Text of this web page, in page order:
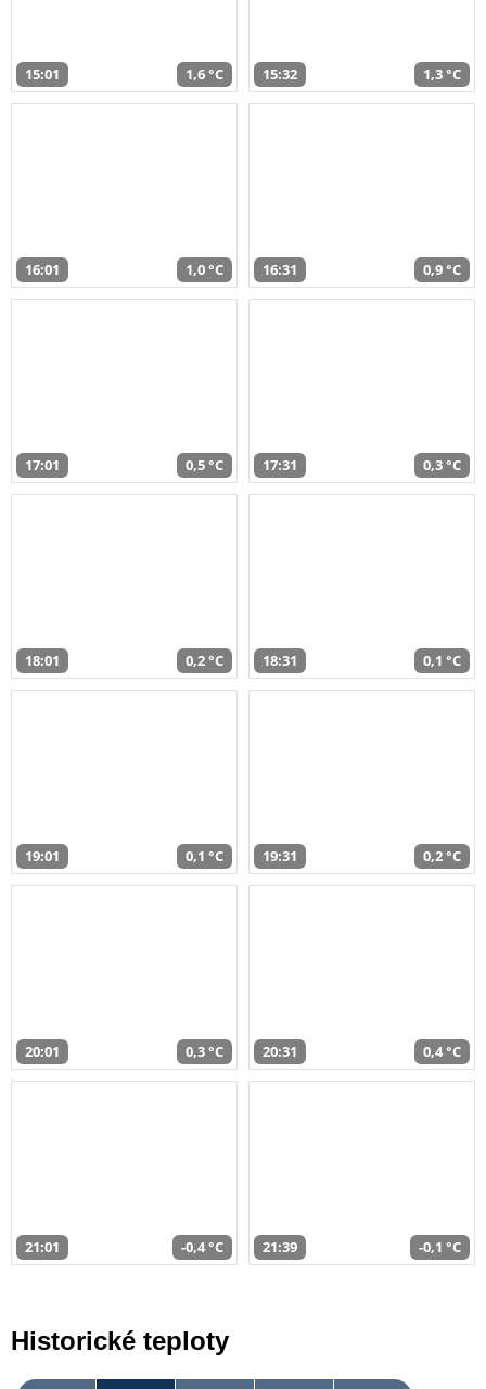
15:01 1,6 °C 15:32 1,3 °C
16:01 1,0 °C 16:31 0,9 °C
17:01 0,5 °C 17:31 0,3 °C
18:01 0,2 °C 18:31 0,1 °C
19:01 0,1 °C 19:31 0,2 °C
20:01 0,3 °C 20:31 0,4 °C
21:01 -0,4 °C 21:39 -0,1 °C
Historické teploty